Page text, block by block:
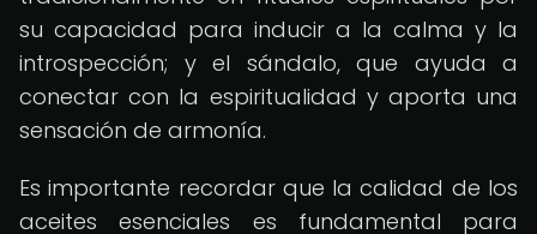
su capacidad para inducir a la calma y la
introspección; y el sándalo, que ayuda a
conectar con la espiritualidad y aporta una
sensación de armonía.
Es importante recordar que la calidad de los
aceites esenciales es fundamental para